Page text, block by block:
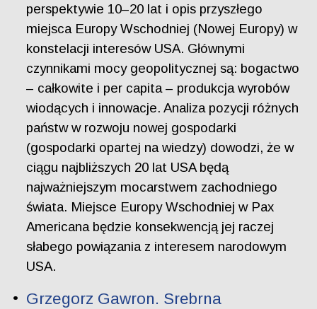
perspektywie 10–20 lat i opis przyszłego
miejsca Europy Wschodniej (Nowej Europy) w
konstelacji interesów USA. Głównymi
czynnikami mocy geopolitycznej są: bogactwo
– całkowite i per capita – produkcja wyrobów
wiodących i innowacje. Analiza pozycji różnych
państw w rozwoju nowej gospodarki
(gospodarki opartej na wiedzy) dowodzi, że w
ciągu najbliższych 20 lat USA będą
najważniejszym mocarstwem zachodniego
świata. Miejsce Europy Wschodniej w Pax
Americana będzie konsekwencją jej raczej
słabego powiązania z interesem narodowym
USA.
Grzegorz Gawron. Srebrna